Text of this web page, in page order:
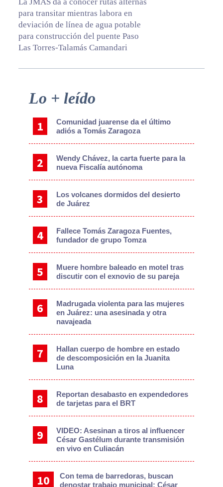
para transitar mientras labora en
deviación de línea de agua potable
para construcción del puente Paso
Las Torres-Talamás Camandari
Primary
Lo + leído
Comunidad juarense da el último
adiós a Tomás Zaragoza
Wendy Chávez, la carta fuerte para la
nueva Fiscalía autónoma
Los volcanes dormidos del desierto
de Juárez
Fallece Tomás Zaragoza Fuentes,
fundador de grupo Tomza
Muere hombre baleado en motel tras
discutir con el exnovio de su pareja
Madrugada violenta para las mujeres
en Juárez: una asesinada y otra
navajeada
Hallan cuerpo de hombre en estado
de descomposición en la Juanita
Luna
Reportan desabasto en expendedores
de tarjetas para el BRT
VIDEO: Asesinan a tiros al influencer
César Gastélum durante transmisión
en vivo en Culiacán
Con tema de barredoras, buscan
denostar trabajo municipal: César